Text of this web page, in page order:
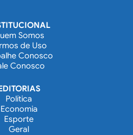
Somos
de Uso
Conosco
Conosco
Política
Economia
Esporte
Geral